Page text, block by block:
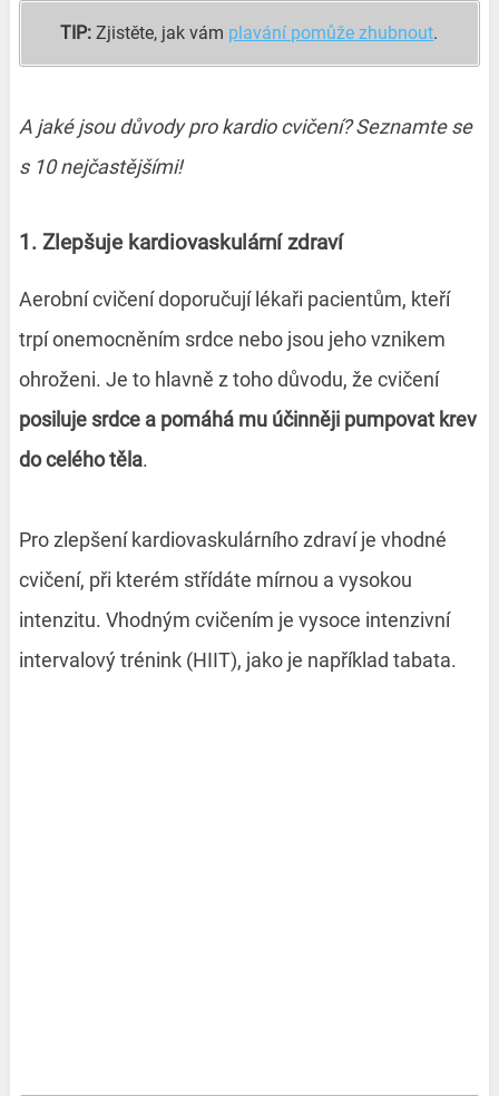
TIP: Zjistěte, jak vám plavání pomůže zhubnout.
A jaké jsou důvody pro kardio cvičení? Seznamte se
s 10 nejčastějšími!
1. Zlepšuje kardiovaskulární zdraví
Aerobní cvičení doporučují lékaři pacientům, kteří
trpí onemocněním srdce nebo jsou jeho vznikem
ohroženi. Je to hlavně z toho důvodu, že cvičení
posiluje srdce a pomáhá mu účinněji pumpovat krev
do celého těla.
Pro zlepšení kardiovaskulárního zdraví je vhodné
cvičení, při kterém střídáte mírnou a vysokou
intenzitu. Vhodným cvičením je vysoce intenzivní
intervalový trénink (HIIT), jako je například tabata.